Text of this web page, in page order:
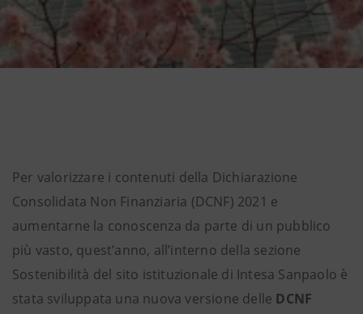
Per valorizzare i contenuti della Dichiarazione
Consolidata Non Finanziaria (DCNF) 2021 e
aumentarne la conoscenza da parte di un pubblico
più vasto, quest’anno, all’interno della sezione
Sostenibilità del sito istituzionale di Intesa Sanpaolo è
stata sviluppata una nuova versione delle DCNF